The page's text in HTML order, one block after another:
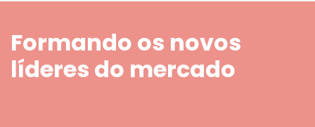
Formando os novos
líderes do mercado